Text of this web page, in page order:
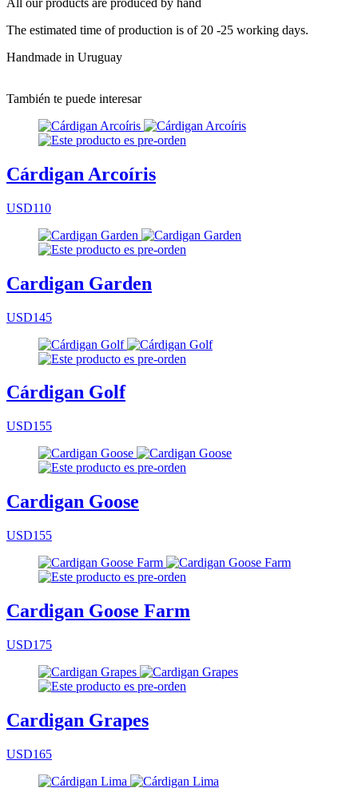
The estimated time of production is of 20 -25 working days.
Handmade in Uruguay
También te puede interesar
Cárdigan Arcoíris
USD110
Cardigan Garden
USD145
Cárdigan Golf
USD155
Cardigan Goose
USD155
Cardigan Goose Farm
USD175
Cardigan Grapes
USD165